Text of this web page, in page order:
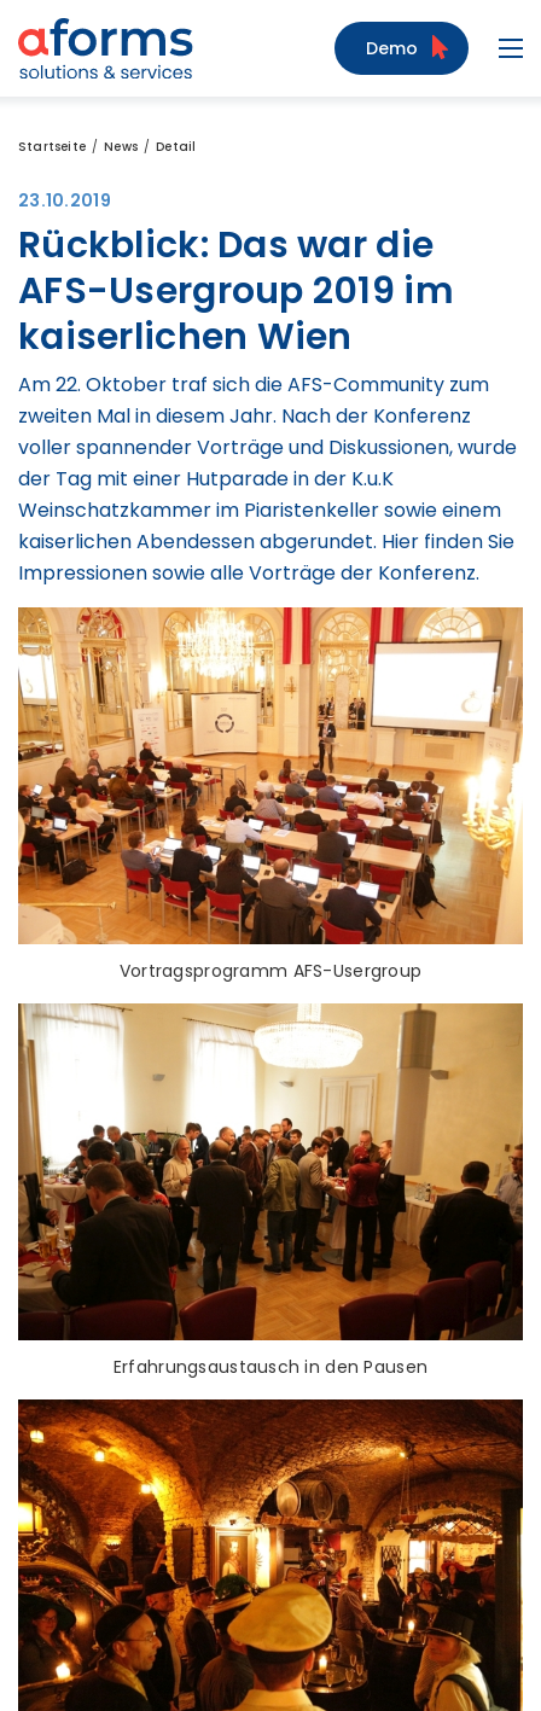
Zum Inhalt
Zum Menü
Zur Suche
Demo
Startseite News Detail
23.10.2019
Rückblick: Das war die
AFS-Usergroup 2019 im
kaiserlichen Wien
Am 22. Oktober traf sich die AFS-Community zum
zweiten Mal in diesem Jahr. Nach der Konferenz
voller spannender Vorträge und Diskussionen, wurde
der Tag mit einer Hutparade in der K.u.K
Weinschatzkammer im Piaristenkeller sowie einem
kaiserlichen Abendessen abgerundet. Hier finden Sie
Impressionen sowie alle Vorträge der Konferenz.
Vortragsprogramm AFS-Usergroup
Erfahrungsaustausch in den Pausen